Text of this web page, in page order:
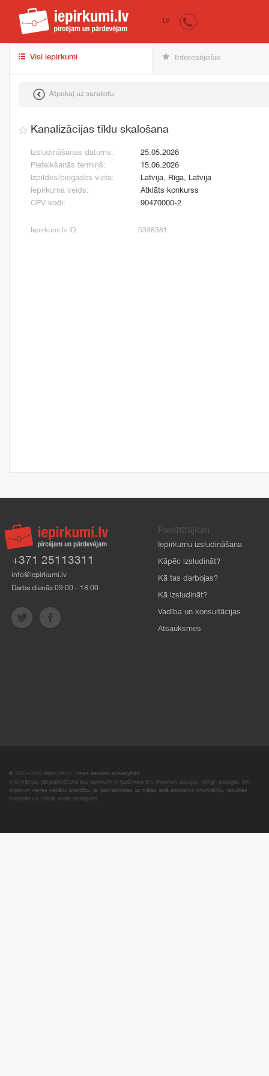
iepirkumi.lv
LV
Visi iepirkumi Interesējošie
Atpakaļ uz sarakstu
Kanalizācijas tīklu skalošana
Izsludināšanas datums:
25.05.2026
Pieteikšanās termiņš:
15.06.2026
Izpildes/piegādes vieta:
Latvija, Rīga, Latvija
Iepirkuma veids:
Atklāts konkurss
CPV kodi:
90470000-2
Iepirkumi.lv ID: 5398381
+371 25113311
info@iepirkumi.lv
Darba dienās 09:00 - 18:00
Pasūtītājiem
Iepirkumu izsludināšana
Kāpēc izsludināt?
Kā tas darbojas?
Kā izsludināt?
Vadība un konsultācijas
Atsauksmes
© 2007–2018 Iepirkumi.lv. Visas tiesības aizsargātas.
Informācijas pārpublicēšana bez iepirkumi.lv īpašnieka SIA Imperum atļaujas, stingri aizliegta. SIA
Imperum nenes nekādu atbildību, ja, pamatojoties uz mājas lapā atrodamo informāciju, radušies
materiāli vai citāda veida zaudējumi.